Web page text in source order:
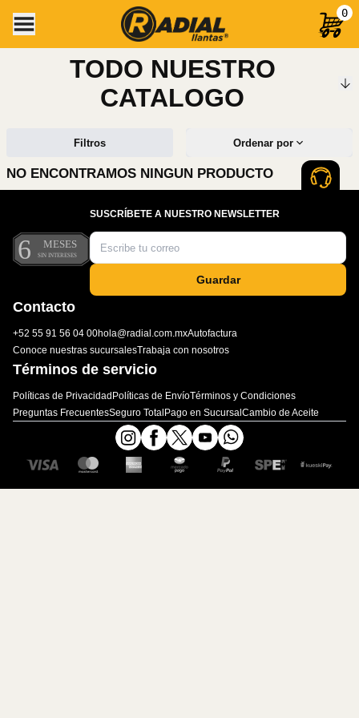
0
TODO NUESTRO
CATALOGO
Filtros Ordenar por
NO ENCONTRAMOS NINGUN PRODUCTO
SUSCRÍBETE A NUESTRO NEWSLETTER
Guardar
Contacto
+52 55 91 56 04 00hola@radial.com.mxAutofactura
Conoce nuestras sucursalesTrabaja con nosotros
Términos de servicio
Políticas de Privacidad Políticas de EnvíoTérminos y Condiciones
Preguntas FrecuentesSeguro Total Pago en Sucursal Cambio de Aceite